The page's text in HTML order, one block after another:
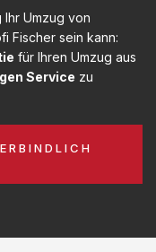
Umzug von
Fischer sein kann:
für Ihren Umzug aus
Service zu